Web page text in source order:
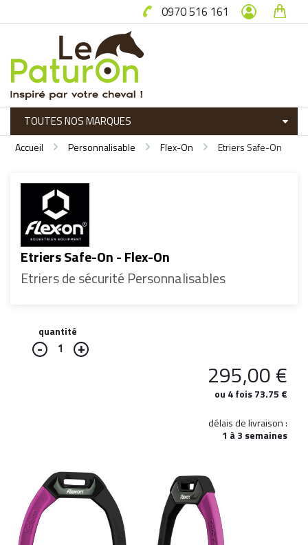
0970 516 161
Accueil Personnalisable Flex-On Etriers Safe-On
Etriers Safe-On - Flex-On
Etriers de sécurité Personnalisables
quantité
1
295,00€
ou 4 fois 73.75 €
délais de livraison :
1 à 3 semaines